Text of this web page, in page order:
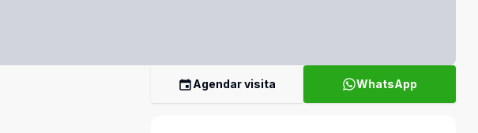
Agendar visita WhatsApp